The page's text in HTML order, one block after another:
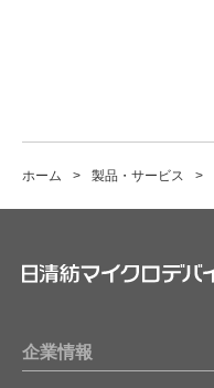
ホーム 製品・サービス
企業情報